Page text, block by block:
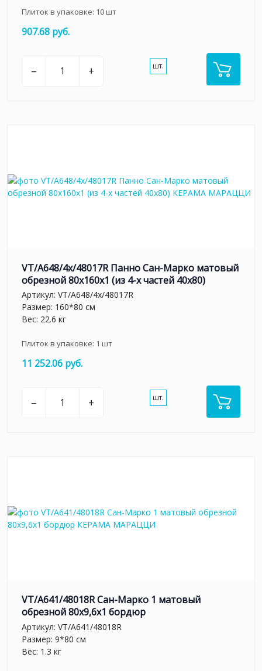
Плиток в упаковке: 10шт
907.68 руб.
– + шт.
VT/A648/4x/48017R Панно Сан-Марко матовый
обрезной 80x160x1 (из 4-х частей 40х80)
Артикул: VT/A648/4x/48017R
Размер: 160*80 см
Вес: 22.6 кг
Плиток в упаковке: 1 шт
11 252.06 руб.
– + шт.
VT/A641/48018R Сан-Марко 1 матовый
обрезной 80x9,6x1 бордюр
Артикул: VT/A641/48018R
Размер: 9*80 см
Вес: 1.3 кг